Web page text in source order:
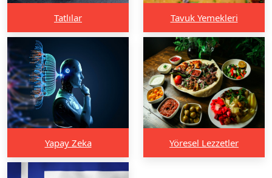
Tatlılar Tavuk Yemekleri
Yapay Zeka Yöresel Lezzetler